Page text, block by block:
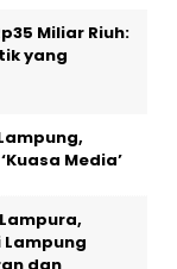
Miliar Riuh:
yang
Media’
Lampung